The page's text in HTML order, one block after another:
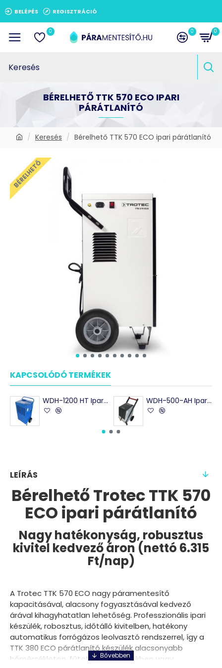
BELÉPÉS REGISZTRÁCIÓ
0 0 0
Keresés Bérelhető TTK 570 ECO ipari párátlanító
BÉRELHETŐ TTK 570 ECO IPARI
PÁRÁTLANÍTÓ
BÉRELHETŐ
KAPCSOLÓDÓ TERMÉKEK
WDH-1200 HT Ipari Párátlanító készülék max. 120 l/nap - kimagasló teljesítnény WDH-500-AH Ipari párátlanító készülék 50 l/nap- ipari célokra, múzeumokba
LEÍRÁS
Bérelhető Trotec TTK 570
ECO ipari párátlanító
Nagy hatékonyság, robusztus
kivitel kedvező áron (nettó 6.315
Ft/nap)
A Trotec TTK 570 ECO nagy páramentesítő
kapacitásával, alacsony fogyasztásával kedvező
árával kihagyhatatlan lehetőség. Professzionális ipari
készülék, robosztus, időtálló kivitelben, hatékony
automatikus forrógázos leolvasztó rendszerrel, így a
TTK 380 ECO párátlanító készülék alacsonyabb
hőmérsékleten, fűtetlen helységekben vagy